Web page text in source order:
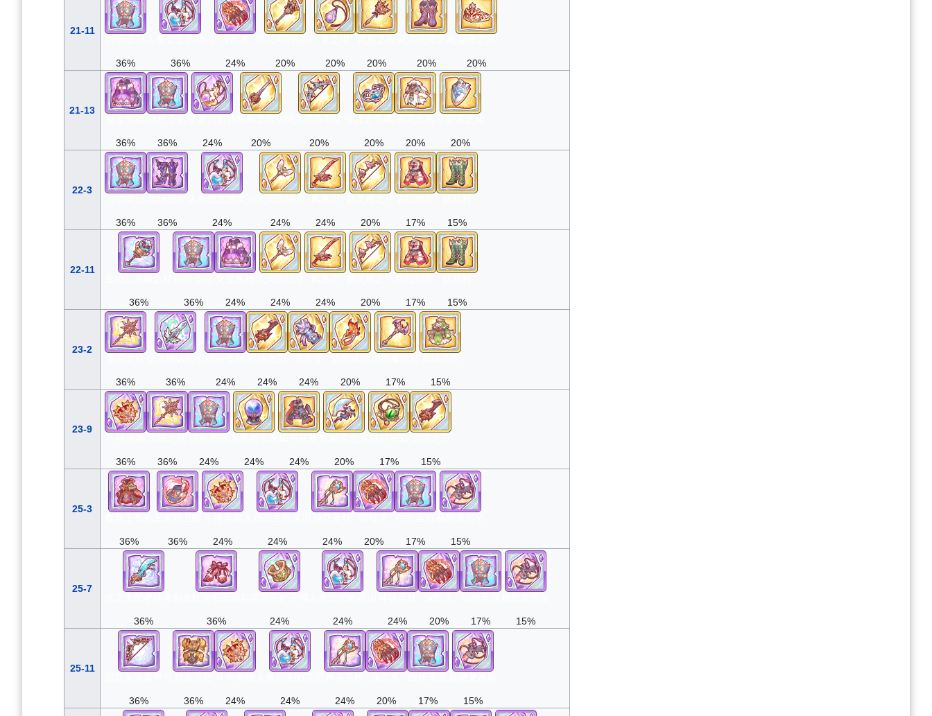
21-11
36% 36% 24% 20% 20% 20% 20% 20%
21-13
36% 36% 24% 20% 20% 20% 20% 20%
22-3
36% 36% 24% 24% 24% 20% 17% 15%
22-11
36% 36% 24% 24% 24% 20% 17% 15%
23-2
36% 36% 24% 24% 24% 20% 17% 15%
23-9
36% 36% 24% 24% 24% 20% 17% 15%
25-3
36% 36% 24% 24% 24% 20% 17% 15%
25-7
36% 36% 24% 24% 24% 20% 17% 15%
25-11
36% 36% 24% 24% 24% 20% 17% 15%